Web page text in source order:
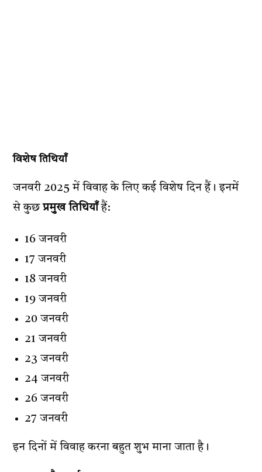
विशेष तिथियाँ
जनवरी 2025 में विवाह के लिए कई विशेष दिन हैं। इनमें
से कुछप्रमुख तिथियाँहैं:
16 जनवरी
17 जनवरी
18 जनवरी
19 जनवरी
20 जनवरी
21 जनवरी
23 जनवरी
24 जनवरी
26 जनवरी
27 जनवरी
इन दिनों में विवाह करना बहुत शुभ माना जाता है।